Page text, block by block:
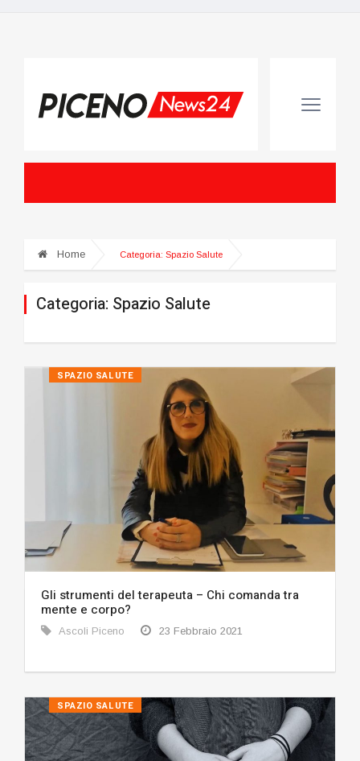
Home Categoria: Spazio Salute
Categoria: Spazio Salute
SPAZIO SALUTE
Gli strumenti del terapeuta – Chi comanda tra
mente e corpo?
Ascoli Piceno 23 Febbraio 2021
SPAZIO SALUTE